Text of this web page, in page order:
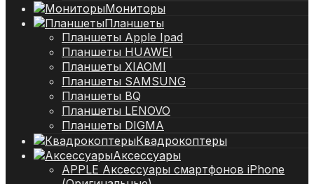
Мониторы
Планшеты
Планшеты Apple Ipad
Планшеты HUAWEI
Планшеты XIAOMI
Планшеты SAMSUNG
Планшеты BQ
Планшеты LENOVO
Планшеты DIGMA
Квадрокоптеры
Аксессуары
APPLE Аксессуары смартфонов iPhone